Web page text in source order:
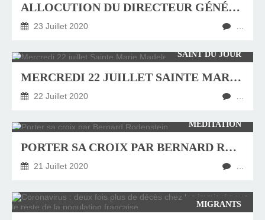
ALLOCUTION DU DIRECTEUR GÉNÉRAL DE L’OMS AU POINT PRESSE SUR LA COVID-19 – 20 JUILLET 2020
23 Juillet 2020
SAINT DU JOUR
MERCREDI 22 JUILLET SAINTE MARIE MADELEINE
22 Juillet 2020
MÉDITATION
PORTER SA CROIX PAR BERNARD RODENSTEIN
21 Juillet 2020
MIGRANTS